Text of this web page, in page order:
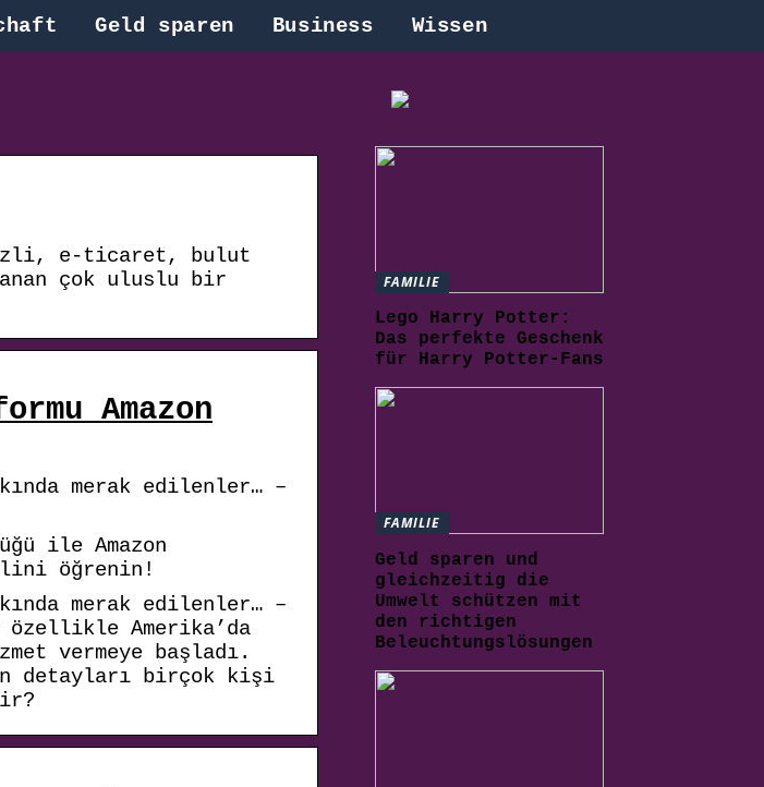
Geld sparen Business Wissen
e-ticaret, bulut
çok uluslu bir
Amazon
merak edilenler… –
ile Amazon
öğrenin!
merak edilenler… –
Amerika’da
vermeye başladı.
detayları birçok kişi
FAMILIE
Lego Harry Potter:
Das perfekte Geschenk
für Harry Potter-Fans
FAMILIE
Geld sparen und
gleichzeitig die
Umwelt schützen mit
den richtigen
Beleuchtungslösungen